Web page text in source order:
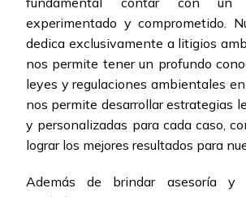
experimentado y comprometido.
dedica exclusivamente a litigios
nos permite tener un profundo
leyes y regulaciones ambientales
nos permite desarrollar estrategias
y personalizadas para cada caso,
lograr los mejores resultados para
Además de brindar asesoría y